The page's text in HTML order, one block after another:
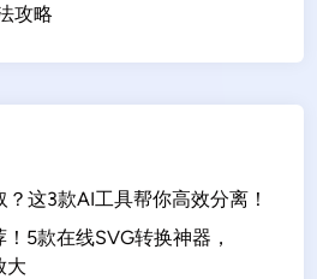
攻略
这3款AI工具帮你高效分离！
5款在线SVG转换神器，
大